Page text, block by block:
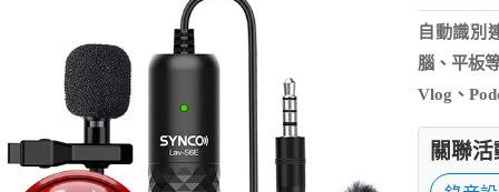
自動識別
腦、平板
Vlog、
關聯